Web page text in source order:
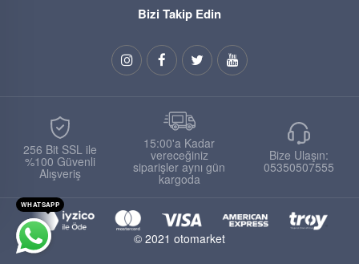
Bizi Takip Edin
256 Bit SSL ile
%100 Güvenli
Alışveriş
15:00'a Kadar
vereceğiniz
siparişler aynı gün
kargoda
Bize Ulaşın:
05350507555
© 2021 otomarket
WHATSAPP